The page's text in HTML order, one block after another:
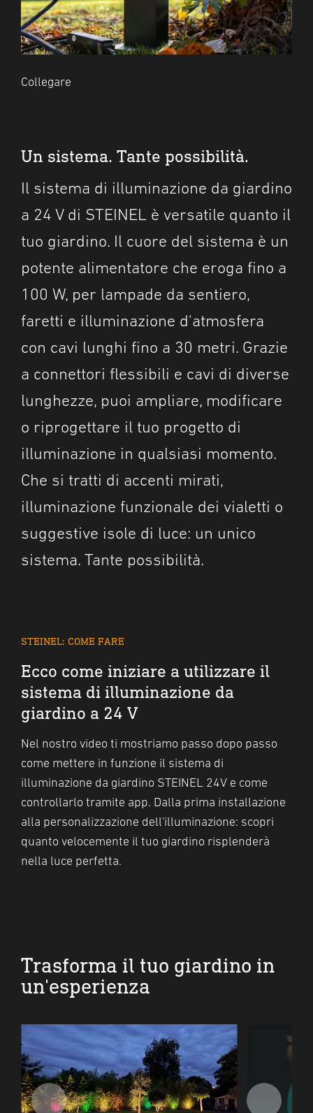
Collegare
Un sistema. Tante possibilità.
Il sistema di illuminazione da giardino
a 24 V di STEINEL è versatile quanto il
tuo giardino. Il cuore del sistema è un
potente alimentatore che eroga fino a
100 W, per lampade da sentiero,
faretti e illuminazione d'atmosfera
con cavi lunghi fino a 30 metri. Grazie
a connettori flessibili e cavi di diverse
lunghezze, puoi ampliare, modificare
o riprogettare il tuo progetto di
illuminazione in qualsiasi momento.
Che si tratti di accenti mirati,
illuminazione funzionale dei vialetti o
suggestive isole di luce: un unico
sistema. Tante possibilità.
STEINEL: COME FARE
Ecco come iniziare a utilizzare il
sistema di illuminazione da
giardino a 24 V
Nel nostro video ti mostriamo passo dopo passo
come mettere in funzione il sistema di
illuminazione da giardino STEINEL 24V e come
controllarlo tramite app. Dalla prima installazione
alla personalizzazione dell'illuminazione: scopri
quanto velocemente il tuo giardino risplenderà
nella luce perfetta.
Trasforma il tuo giardino in
un'esperienza